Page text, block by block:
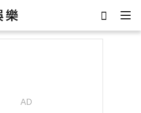
隨時掌握天下大小事！